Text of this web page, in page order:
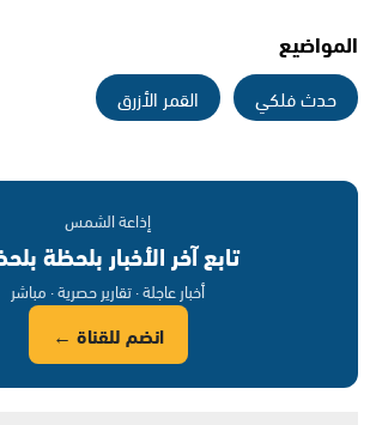
المواضيع
حدث فلكي القمر الأزرق
إذاعة الشمس
تابع آخر الأخبار بلحظة
أخبار عاجلة · تقارير حصرية · مباشر
انضم للقناة ←